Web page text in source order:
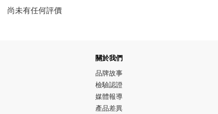
尚未有任何評價
關於我們
品牌故事
檢驗認證
媒體報導
產品差異